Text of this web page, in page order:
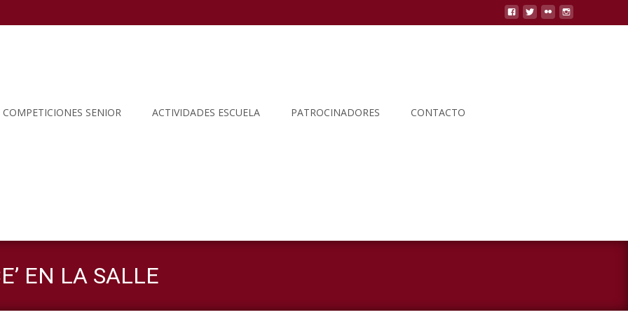
COMPETICIONES SENIOR ACTIVIDADES ESCUELA PATROCINADORES CONTACTO
EN LA SALLE